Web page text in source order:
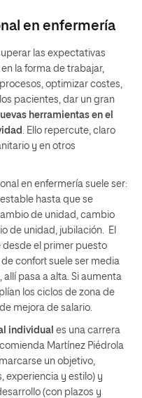
en enfermería
las expectativas
la forma de trabajar,
optimizar costes,
pacientes, dar un gran
herramientas en el
. Ello repercute, claro
y en otros
en enfermería suele ser:
hasta que se
de unidad, cambio
de unidad, jubilación. El
desde el primer puesto
confort suele ser media
pasa a alta. Si aumenta
los ciclos de zona de
mejora de salario.
individual es una carrera
Martínez Piédrola
un objetivo,
experiencia y estilo) y
(con plazos y